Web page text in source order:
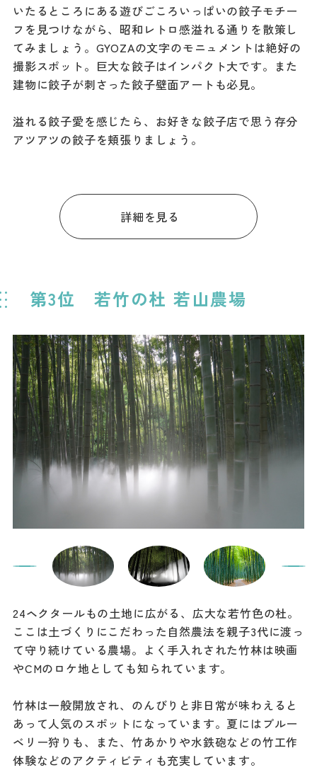
いたるところにある遊びごころいっぱいの餃子モチー
フを見つけながら、昭和レトロ感溢れる通りを散策し
てみましょう。GYOZAの文字のモニュメントは絶好の
撮影スポット。巨大な餃子はインパクト大です。また
建物に餃子が刺さった餃子壁面アートも必見。
溢れる餃子愛を感じたら、お好きな餃子店で思う存分
アツアツの餃子を頬張りましょう。
詳細を見る
第3位 若竹の杜 若山農場
24ヘクタールもの土地に広がる、広大な若竹色の杜。
ここは土づくりにこだわった自然農法を親子3代に渡っ
て守り続けている農場。よく手入れされた竹林は映画
やCMのロケ地としても知られています。
竹林は一般開放され、のんびりと非日常が味わえると
あって人気のスポットになっています。夏にはブルー
ベリー狩りも、また、竹あかりや水鉄砲などの竹工作
体験などのアクティビティも充実しています。